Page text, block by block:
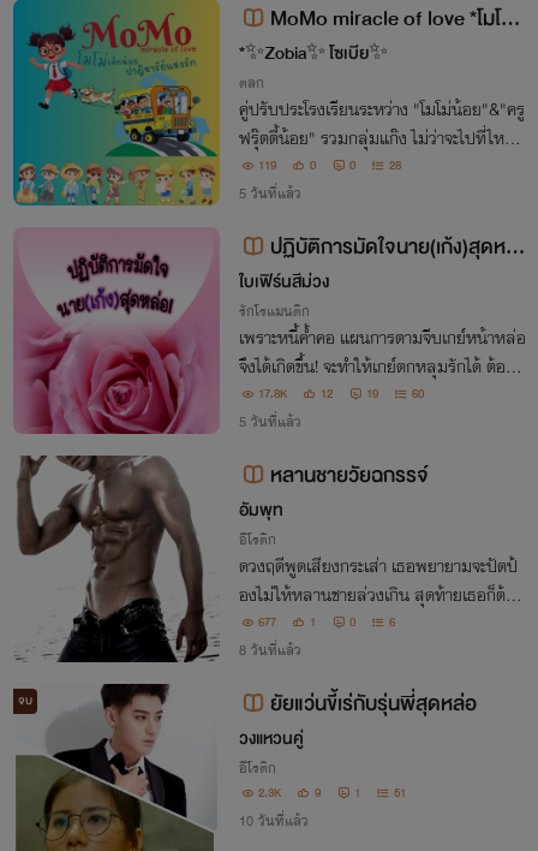
MoMo miracle of love *โมโม่ เ
ด็กน้อย ปาฎิหาริย์แห่งรัก*
*✨Zobia✨ โซเบีย✨
ตลก
คู่ปรับประโรงเรียนระหว่าง "โมโม่น้อย"&"ครู
ฟรุ๊ตตี้น้อย" รวมกลุ่มแก๊ง ไม่ว่าจะไปที่ไหนก็
ทำแต่เรื่องให้ต้องปวดหัว ความสนุกสนานก
ลายเป็นความวุ่นวาย อยู่ๆจากเด็กเก็บขยะกล
119 0 0 28
5 วันที่แล้ว
ปฏิบัติการมัดใจนาย(เก้ง)สุดหล่
อ!
ใบเฟิร์นสีม่วง
รักโรแมนติก
เพราะหนี้ค้ำคอ แผนการตามจีบเกย์หน้าหล่อ
จึงได้เกิดขึ้น! จะทำให้เกย์ตกหลุมรักได้ ต้อง
ทำยังไงดีนะ...
17.8K 12 19 60
5 วันที่แล้ว
หลานชายวัยฉกรรจ์
อัมพุท
อีโรติก
ดวงฤดีพูดเสียงกระเส่า เธอพยายามจะปัดป้
องไม่ให้หลานชายล่วงเกิน สุดท้ายเธอก็ต้อง
ตกอยู่ในมนต์แห่งราคะ ที่หลานชายบ้ากามเ
ป็นผู้สะกดเอาไว้ “วันนี้...ผมจะทำให้น้าดวง
มีความสุขที่สุดเลย”
677 1 0 6
8 วันที่แล้ว
จบ ยัยแว่นขี้เร่กับรุ่นพี่สุดหล่อ
วงแหวนคู่
อีโรติก
2.3K 9 1 51
10 วันที่แล้ว